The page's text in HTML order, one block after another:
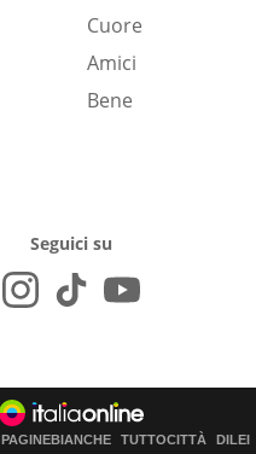
Cuore
Amici
Bene
Seguici su
PAGINEBIANCHE TUTTOCITTÀ DILEI